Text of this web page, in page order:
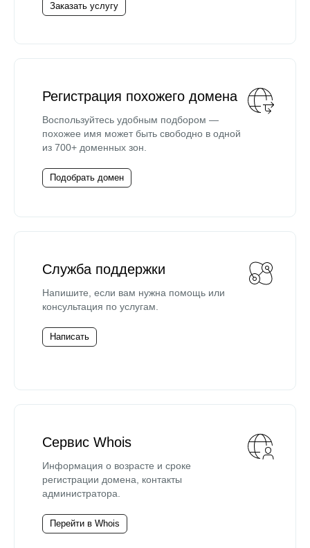
Заказать услугу
Регистрация похожего домена
Воспользуйтесь удобным подбором —
похожее имя может быть свободно в одной
из 700+ доменных зон.
Подобрать домен
Служба поддержки
Напишите, если вам нужна помощь или
консультация по услугам.
Написать
Сервис Whois
Информация о возрасте и сроке
регистрации домена, контакты
администратора.
Перейти в Whois